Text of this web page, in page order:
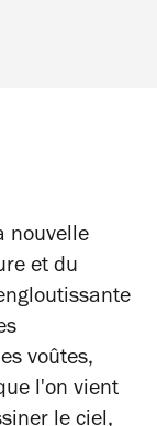
nouvelle
et du
voûtes,
l'on vient